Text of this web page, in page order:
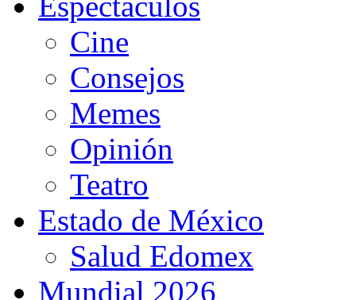
Cine
Consejos
Memes
Opinión
Teatro
Estado de México
Salud Edomex
Mundial 2026